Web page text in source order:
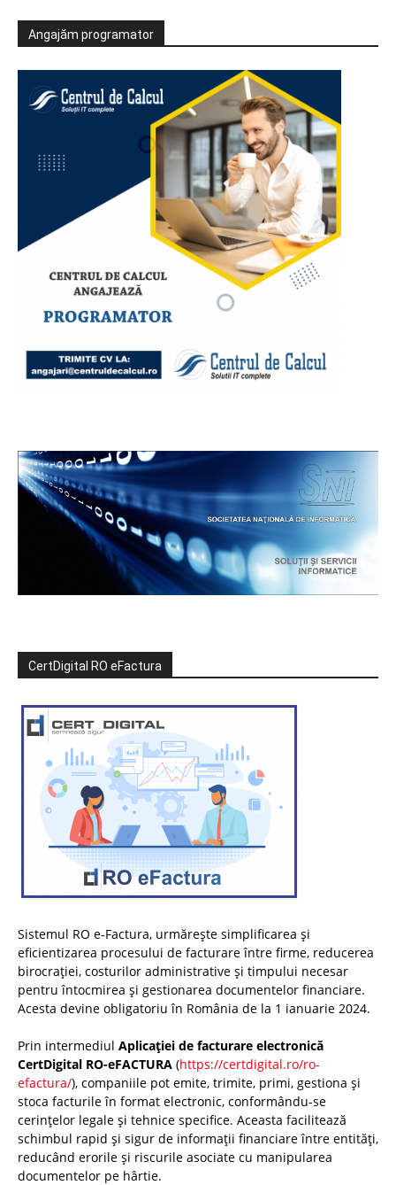
Angajăm programator
CertDigital RO eFactura
Sistemul RO e-Factura, urmărește simplificarea și
eficientizarea procesului de facturare între firme, reducerea
birocrației, costurilor administrative și timpului necesar
pentru întocmirea și gestionarea documentelor financiare.
Acesta devine obligatoriu în România de la 1 ianuarie 2024.
Prin intermediul Aplicației de facturare electronică
CertDigital RO-eFACTURA (https://certdigital.ro/ro-
efactura/), companiile pot emite, trimite, primi, gestiona și
stoca facturile în format electronic, conformându-se
cerințelor legale și tehnice specifice. Aceasta facilitează
schimbul rapid și sigur de informații financiare între entități,
reducând erorile și riscurile asociate cu manipularea
documentelor pe hârtie.